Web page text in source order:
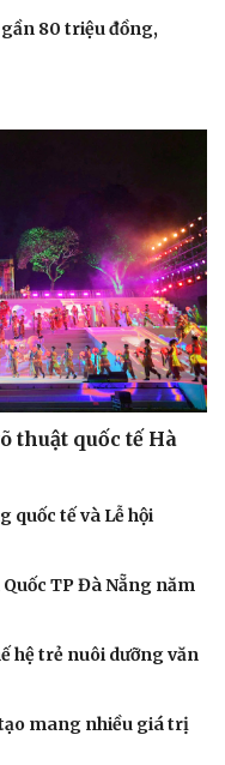
80 triệu đồng,
thuật quốc tế Hà
quốc tế và Lễ hội
TP Đà Nẵng năm
hệ trẻ nuôi dưỡng văn
mang nhiều giá trị